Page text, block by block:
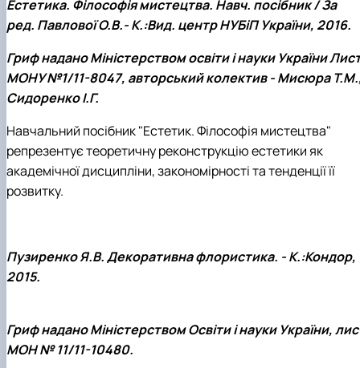
Естетика. Філософія мистецтва. Навч. посібник / За
ред. Павлової О.В.- К.:Вид. центр НУБіП України, 2016.
Гриф надано Міністерством освіти і науки України
МОНУ №1/11-8047, авторський колектив - Мисюра
Сидоренко І.Г.
Навчальний посібник "Естетик. Філософія мистецтва"
репрезентує теоретичну реконструкцію естетики як
академічної дисципліни, закономірності та тенденції її
розвитку.
Пузиренко Я.В. Декоративна флористика. - К.:Кондор,
2015.
Гриф надано Міністерством Освіти і науки України,
МОН № 11/11-10480.